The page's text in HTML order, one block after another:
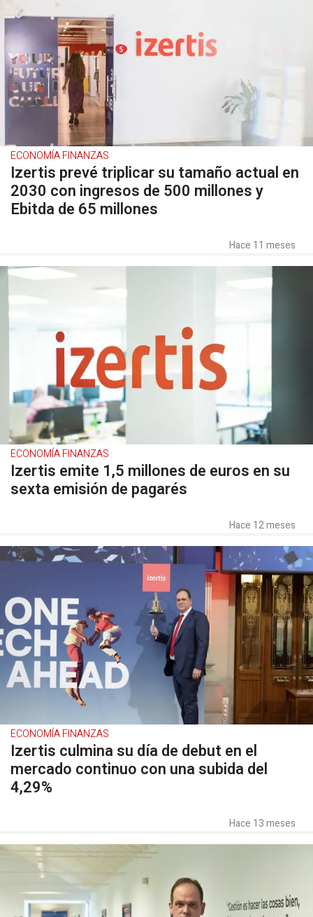
ECONOMÍA FINANZAS
Izertis prevé triplicar su tamaño actual en
2030 con ingresos de 500 millones y
Ebitda de 65 millones
Hace 11 meses
ECONOMÍA FINANZAS
Izertis emite 1,5 millones de euros en su
sexta emisión de pagarés
Hace 12 meses
ECONOMÍA FINANZAS
Izertis culmina su día de debut en el
mercado continuo con una subida del
4,29%
Hace 13 meses